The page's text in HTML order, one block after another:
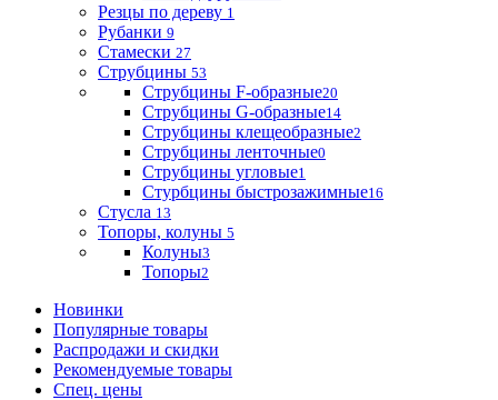
Резцы по дереву 1
Рубанки 9
Стамески 27
Струбцины 53
Струбцины F-образные20
Струбцины G-образные14
Струбцины клещеобразные2
Струбцины ленточные0
Струбцины угловые1
Стурбцины быстрозажимные16
Стусла 13
Топоры, колуны 5
Колуны3
Топоры2
Новинки
Популярные товары
Распродажи и скидки
Рекомендуемые товары
Спец. цены